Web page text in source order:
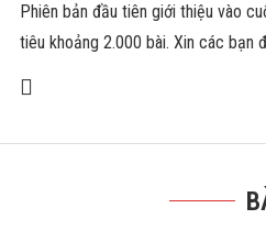
Phiên bản đầu tiên giới thiệu vào
tiêu khoảng 2.000 bài. Xin các bạn